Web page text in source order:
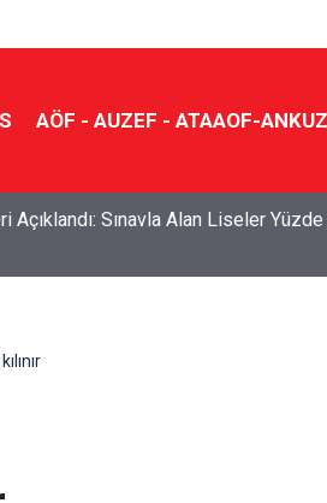
AÖF - AUZEF - ATAAOF-
Sınavla Alan Liseler